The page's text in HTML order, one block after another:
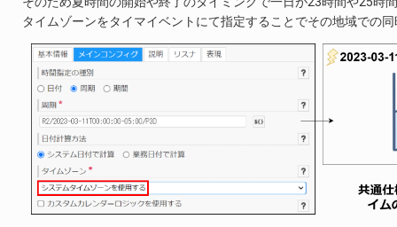
タイムゾーンをタイマイベントにて指定することでその地域での